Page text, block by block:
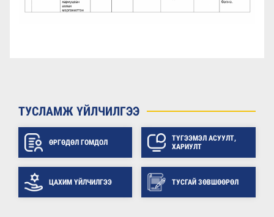
ТУСЛАМЖ ҮЙЛЧИЛГЭЭ
ӨРГӨДӨЛ ГОМДОЛ
ТҮГЭЭМЭЛ АСУУЛТ,
ХАРИУЛТ
ЦАХИМ ҮЙЛЧИЛГЭЭ ТУСГАЙ ЗӨВШӨӨРӨЛ